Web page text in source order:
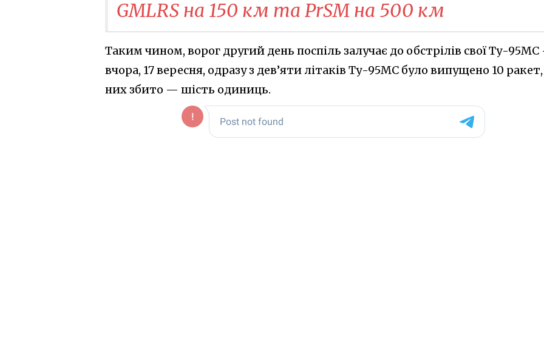
GMLRS на 150 км та PrSM на 500 км
Таким чином, ворог другий день поспіль залучає до обстрілів свої Ту-
вчора, 17 вересня, одразу з дев’яти літаків Ту-95МС було випущено 10 ракет,
них збито — шість одиниць.